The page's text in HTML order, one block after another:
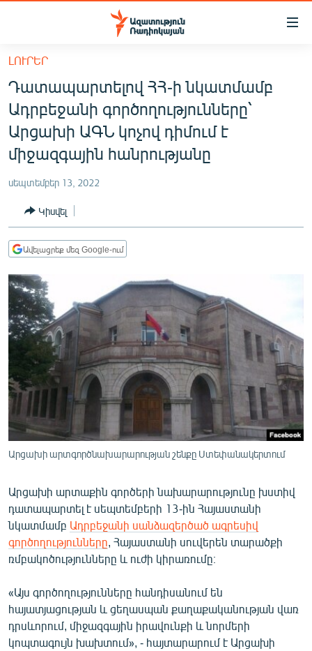
Մատչելիության
հիմնական
բովանդակությանը
Անցնել
հիմնական
մենյուին
Որոնում
ՔԱՂԱՔԱԿԱՆ
ԸՆՏՐՈՒԹՅՈՒՆՆԵՐ 2026
ՏՆՏԵՍՈՒԹՅՈՒՆ
ՂԱՐԱԲԱՂ
ՊԱՏԵՐԱԶՄԻ 6 ՇԱԲԱԹՆԵՐԸ
ՏԱՐԱԾԱՇՐՋԱՆ
ՄԻՋԱԶԳԱՅԻՆ
ՄՇԱԿՈՒՅԹ
ՍՊՈՐՏ
ՄԵԿՆԱԲԱՆՈՒԹՅՈՒՆ
ՏՏ ԵՒ ԻՆՏԵՐՆԵՏ
ԿՈՐՈՆԱՎԻՐՈՒՍ
ՏԵՍԱՆՅՈՒԹԵՐ
ԲԱՆԱՎԵՃ
ՁԳՏԵԼՈՎ ԼԱՎԱԳՈՒՅՆԻՆ
Հայերեն
English
ԼՈՒՐԵՐ
Դատապարտելով ՀՀ-ի նկատմամբ
Ադրբեջանի գործողությունները՝
Արցախի ԱԳՆ կոչով դիմում է
միջազգային հանրությանը
սեպտեմբեր 13, 2022
Կիսվել
Ավելացրեք մեզ Google-ում
Արցախի արտգործնախարարության շենքը Ստեփանակերտում
Արցախի արտաքին գործերի նախարարությունը խստիվ
դատապարտել է սեպտեմբերի 13-ին Հայաստանի
նկատմամբ Ադրբեջանի սանձազերծած ագրեսիվ
գործողությունները , Հայաստանի սուվերեն տարածքի
ռմբակոծությունները և ուժի կիրառումը։
«Այս գործողությունները հանդիսանում են
հայատյացության և ցեղասպան քաղաքականության վառ
դրսևորում, միջազգային իրավունքի և նորմերի
կոպտագույն խախտում», - հայտարարում է Արցախի